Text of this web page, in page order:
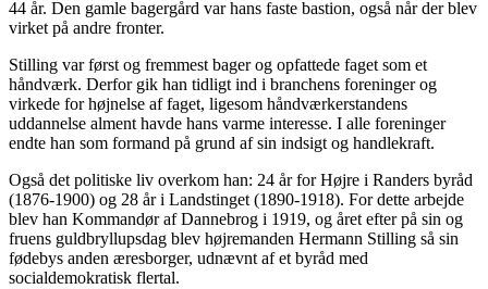
44 år. Den gamle bagergård var hans faste bastion, også når der blev
virket på andre fronter.
Stilling var først og fremmest bager og opfattede faget som et
håndværk. Derfor gik han tidligt ind i branchens foreninger og
virkede for højnelse af faget, ligesom håndværkerstandens
uddannelse alment havde hans varme interesse. I alle foreninger
endte han som formand på grund af sin indsigt og handlekraft.
Også det politiske liv overkom han: 24 år for Højre i Randers byråd
(1876-1900) og 28 år i Landstinget (1890-1918). For dette arbejde
blev han Kommandør af Dannebrog i 1919, og året efter på sin og
fruens guldbryllupsdag blev højremanden Hermann Stilling så sin
fødebys anden æresborger, udnævnt af et byråd med
socialdemokratisk flertal.